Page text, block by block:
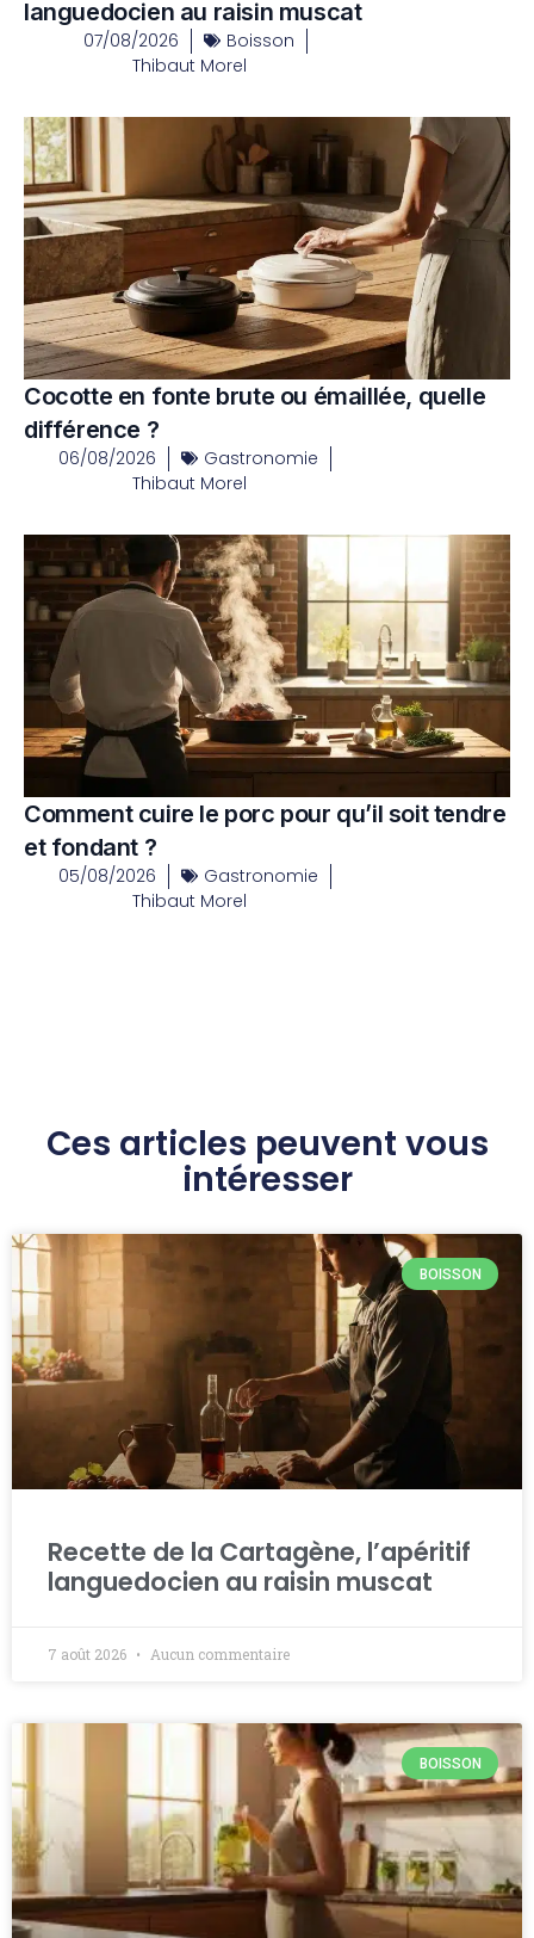
languedocien au raisin muscat
07/08/2026
Boisson
Thibaut Morel
Cocotte en fonte brute ou émaillée, quelle
différence ?
06/08/2026
Gastronomie
Thibaut Morel
Comment cuire le porc pour qu’il soit tendre
et fondant ?
05/08/2026
Gastronomie
Thibaut Morel
Ces articles peuvent vous
intéresser
BOISSON
Recette de la Cartagène, l’apéritif
languedocien au raisin muscat
7 août 2026 Aucun commentaire
BOISSON